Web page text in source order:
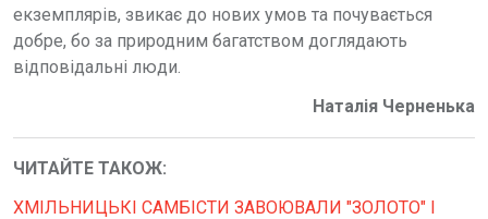
екземплярів, звикає до нових умов та почувається
добре, бо за природним багатством доглядають
відповідальні люди.
Наталія Черненька
ЧИТАЙТЕ ТАКОЖ:
ХМІЛЬНИЦЬКІ САМБІСТИ ЗАВОЮВАЛИ "ЗОЛОТО" І